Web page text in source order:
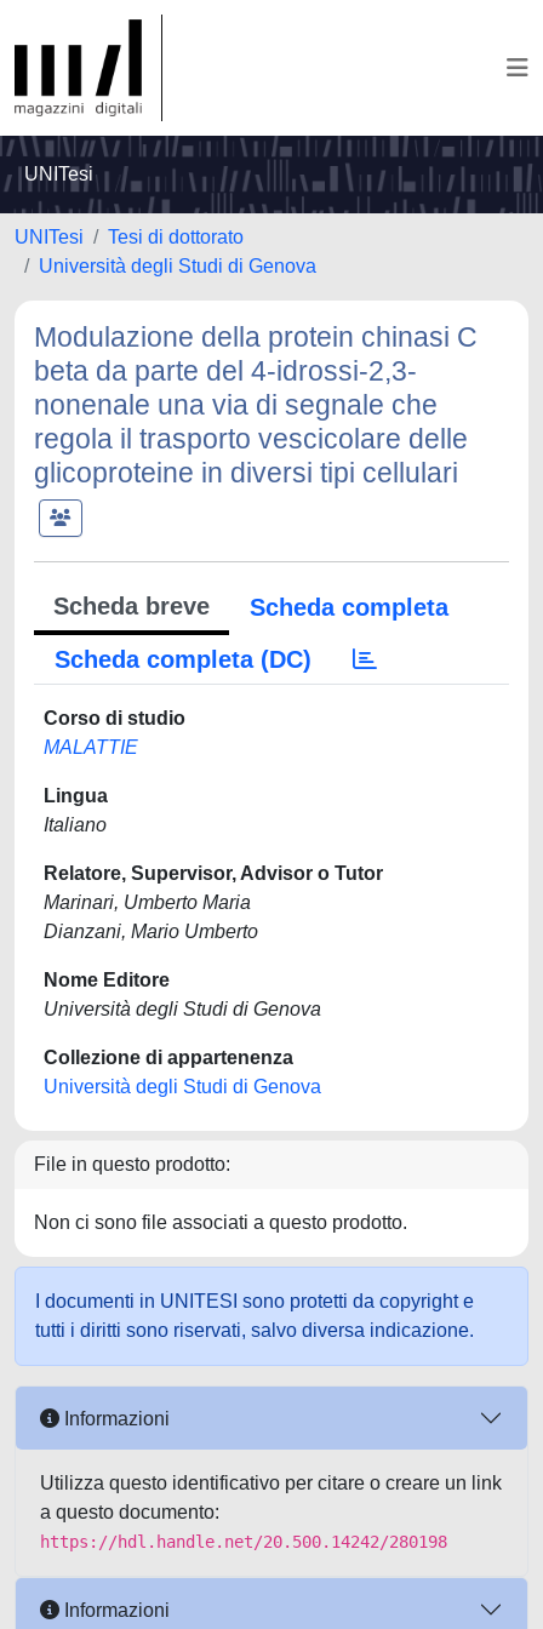
UNITesi
UNITesi
Tesi di dottorato
Università degli Studi di Genova
Modulazione della protein chinasi C
beta da parte del 4-idrossi-2,3-
nonenale una via di segnale che
regola il trasporto vescicolare delle
glicoproteine in diversi tipi cellulari
Scheda breve
Scheda completa
Scheda completa (DC)
Corso di studio
MALATTIE
Lingua
Italiano
Relatore, Supervisor, Advisor o Tutor
Marinari, Umberto Maria
Dianzani, Mario Umberto
Nome Editore
Università degli Studi di Genova
Collezione di appartenenza
Università degli Studi di Genova
File in questo prodotto:
Non ci sono file associati a questo prodotto.
I documenti in UNITESI sono protetti da copyright e
tutti i diritti sono riservati, salvo diversa indicazione.
Informazioni
Utilizza questo identificativo per citare o creare un link
a questo documento:
https://hdl.handle.net/20.500.14242/280198
Informazioni